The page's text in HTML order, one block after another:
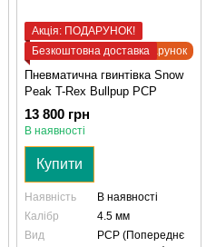
Подарунок
Акція: ПОДАРУНОК!
Безкоштовна доставка
Пневматична гвинтівка Snow
Peak T-Rex Bullpup PCP
13 800 грн
В наявності
Купити
Наявність
В наявності
Калібр
4.5 мм
Вид
PCP (Попереднє